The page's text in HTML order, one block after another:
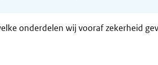
onderdelen wij vooraf zekerheid